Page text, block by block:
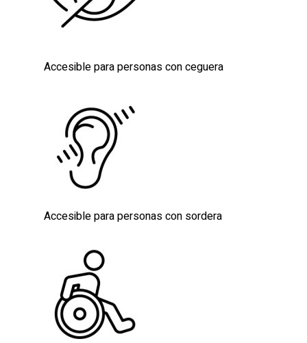
Accesible para personas con ceguera
Accesible para personas con sordera